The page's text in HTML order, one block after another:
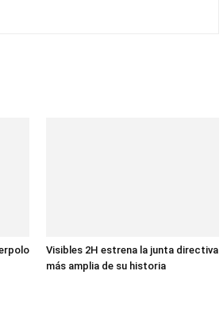
Visibles 2H estrena la junta directiva
más amplia de su historia